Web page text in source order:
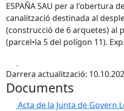
ESPAÑA SAU per a l'obertura
canalització destinada al
(construcció de 6 arquetes) al
(parcel•la 5 del polígon 11).
Darrera actualització:
Documents
Acta de la Junta de Govern